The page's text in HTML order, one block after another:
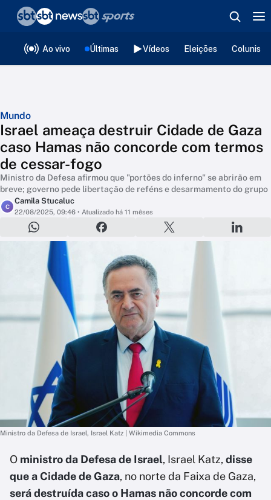
Ao vivo Últimas Vídeos Eleições
Mundo
Israel ameaça destruir Cidade de Gaza
caso Hamas não concorde com termos
de cessar-fogo
Ministro da Defesa afirmou que "portões do inferno" se abrirão em
breve; governo pede libertação de reféns e desarmamento do grupo
C
Camila Stucaluc
22/08/2025, 09:46 • Atualizado há 11 mêses
Ministro da Defesa de Israel, Israel Katz | Wikimedia Commons
O ministro da Defesa de Israel, Israel Katz, disse
que a Cidade de Gaza, no norte da Faixa de Gaza,
será destruída caso o Hamas não concorde com
❮voltar
Editorias